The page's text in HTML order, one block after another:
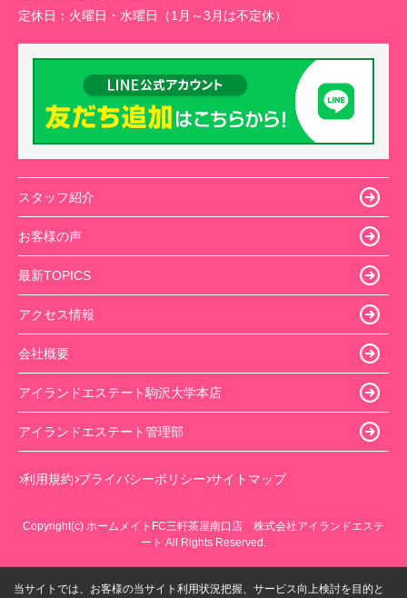
定休日： 火曜日・水曜日（1月～3月は不定休）
スタッフ紹介
お客様の声
最新TOPICS
アクセス情報
会社概要
アイランドエステート駒沢大学本店
アイランドエステート管理部
利用規約 プライバシーポリシー サイトマップ
Copyright(c) ホームメイトFC三軒茶屋南口店 株式会社アイランドエステ
ート All Rights Reserved.
当サイトでは、お客様の当サイト利用状況把握、サービス向上検討を目的と